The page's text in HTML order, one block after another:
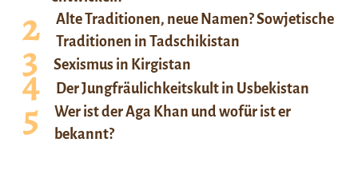
Alte Traditionen, neue Namen? Sowjetische
Traditionen in Tadschikistan
Sexismus in Kirgistan
Der Jungfräulichkeitskult in Usbekistan
Wer ist der Aga Khan und wofür ist er
bekannt?